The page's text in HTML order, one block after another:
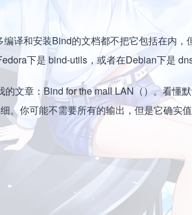
译和安装Bind的文档都不把它包括在内
下是 bind-utils，或者在Debian下是
文章：Bind for the mall LAN（）。看懂
。你可能不需要所有的输出，但是它确实